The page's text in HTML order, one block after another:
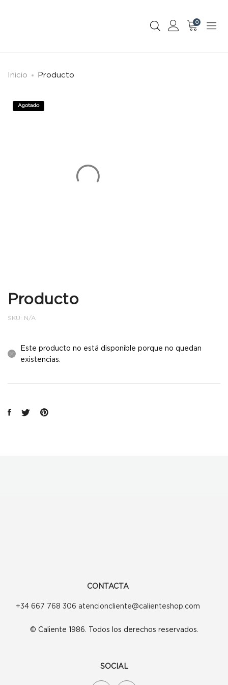
0
Inicio Producto
Agotado
Producto
SKU: N/A
Este producto no está disponible porque no quedan
existencias.
CONTACTA
+34 667 768 306 atencioncliente@calienteshop.com
© Caliente 1986. Todos los derechos reservados.
SOCIAL